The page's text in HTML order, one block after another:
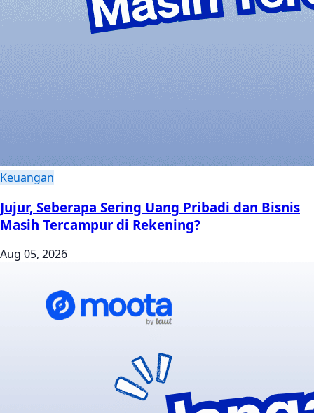
Keuangan
Jujur, Seberapa Sering Uang Pribadi dan Bisnis
Masih Tercampur di Rekening?
Aug 05, 2026